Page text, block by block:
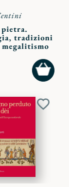
tradizioni
AL